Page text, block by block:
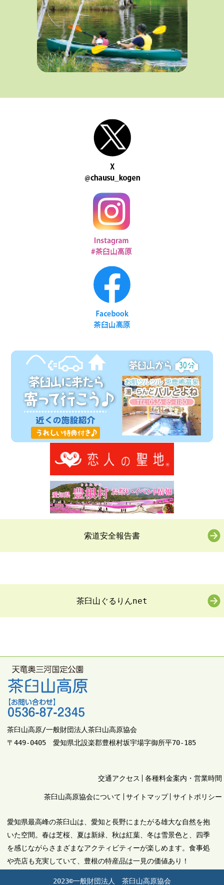
索道安全報告書
茶臼山ぐるりんnet
茶臼山高原/一般財団法人茶臼山高原協会
〒449-0405 愛知県北設楽郡豊根村坂宇場字御所平70-185
交通アクセス 各種料金案内・営業時間
茶臼山高原協会について サイトマップ サイトポリシー
愛知県最高峰の茶臼山は、愛知と長野にまたがる雄大な自然を抱
いた空間。春は芝桜、夏は新緑、秋は紅葉、冬は雪景色と、四季
を感じながらさまざまなアクティビティーが楽しめます。食事処
や売店も充実していて、豊根の特産品は一見の価値あり！
2023©一般財団法人 茶臼山高原協会